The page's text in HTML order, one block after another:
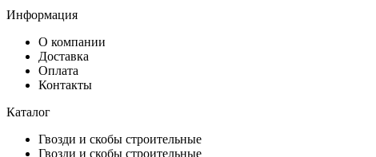
Информация
О компании
Доставка
Оплата
Контакты
Каталог
Гвозди и скобы строительные
Гвозди и скобы строительные